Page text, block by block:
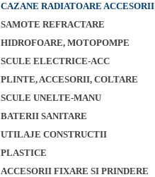
CAZANE RADIATOARE ACCESORII
SAMOTE REFRACTARE
HIDROFOARE, MOTOPOMPE
SCULE ELECTRICE-ACC
PLINTE, ACCESORII, COLTARE
SCULE UNELTE-MANU
BATERII SANITARE
UTILAJE CONSTRUCTII
PLASTICE
ACCESORII FIXARE SI PRINDERE